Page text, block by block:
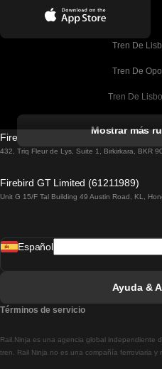
Tren De
Tren De
Tren De
Tren De
Tren De
Tren De
Mostrar más
Firebird GT Limited (OC 1451)
432, Triq Fleur de Lys, Suite 1, Birkirkara, BKR
Firebird GT Limited (61211989)
Unit G 15/F Tal Building 49 Austin Road, KL,
Rail.Ninja es una agencia global independiente
tren. Rail Ninja no es una compañía ferroviaria y
Español
Ayuda &
Términos de servicio